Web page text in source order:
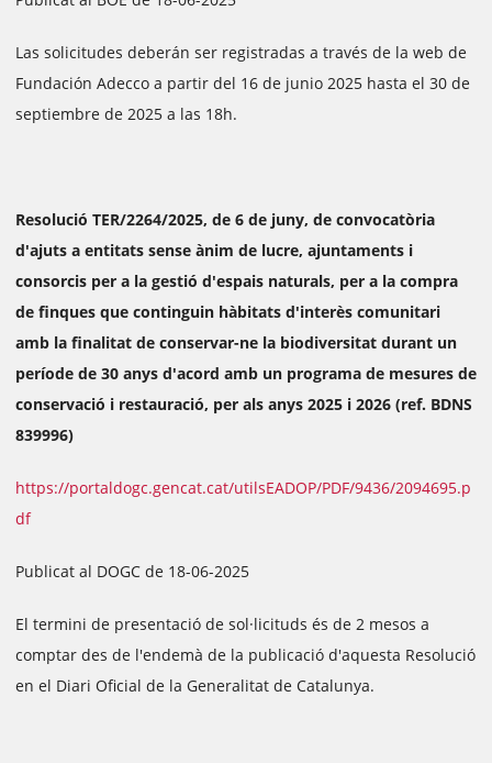
Las solicitudes deberán ser registradas a través de la web de
Fundación Adecco a partir del 16 de junio 2025 hasta el 30 de
septiembre de 2025 a las 18h.
Resolució TER/2264/2025, de 6 de juny, de convocatòria
d'ajuts a entitats sense ànim de lucre, ajuntaments i
consorcis per a la gestió d'espais naturals, per a la compra
de finques que continguin hàbitats d'interès comunitari
amb la finalitat de conservar-ne la biodiversitat durant un
període de 30 anys d'acord amb un programa de mesures de
conservació i restauració, per als anys 2025 i 2026 (ref. BDNS
839996)
https://portaldogc.gencat.cat/utilsEADOP/PDF/9436/2094695.p
df
Publicat al DOGC de 18-06-2025
El termini de presentació de sol·licituds és de 2 mesos a
comptar des de l'endemà de la publicació d'aquesta Resolució
en el Diari Oficial de la Generalitat de Catalunya.